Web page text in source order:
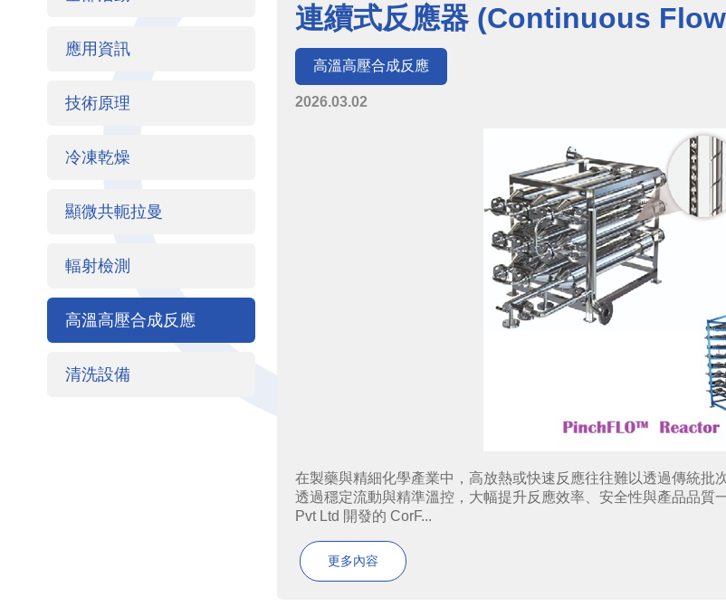
應用資訊
技術原理
冷凍乾燥
顯微共軛拉曼
輻射檢測
高溫高壓合成反應
清洗設備
連續式反應器 (Continuous
高溫高壓合成反應
2026.03.02
在製藥與精細化學產業中，高放熱或快速反應往往難以透過傳統批
透過穩定流動與精準溫控，大幅提升反應效率、安全性與產品品
Pvt Ltd 開發的 CorF...
更多內容